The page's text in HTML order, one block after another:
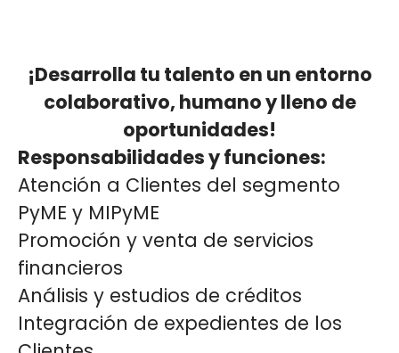
¡Desarrolla tu talento en un entorno
colaborativo, humano y lleno de
oportunidades!
Responsabilidades y funciones:
Atención a Clientes del segmento
PyME y MIPyME
Promoción y venta de servicios
financieros
Análisis y estudios de créditos
Integración de expedientes de los